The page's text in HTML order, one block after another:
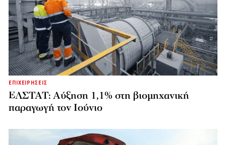
ΕΠΙΧΕΙΡΗΣΕΙΣ
ΕΛΣΤΑΤ: Αύξηση 1,1% στη βιομηχανική
παραγωγή τον Ιούνιο